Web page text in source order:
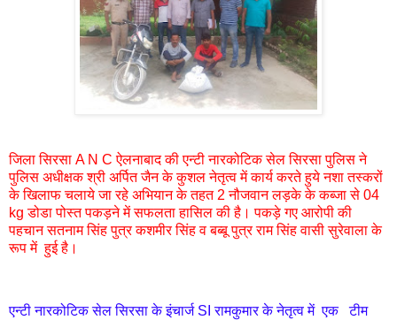
जिला सिरसा A N C ऐलनाबाद की एन्टी नारकोटिक सेल सिरसा पुलिस ने
पुलिस अधीक्षक श्री अर्पित जैन के कुशल नेतृत्व में कार्य करते हुये नशा तस्करों
के खिलाफ चलाये जा रहे अभियान के तहत 2 नौजवान लड़के के कब्जा से 04
kg डोडा पोस्त पकड़ने में सफलता हासिल की है।पकड़े गए आरोपी की
पहचान सतनाम सिंह पुत्र कशमीर सिंह व बब्बू पुत्र राम सिंह वासी सुरेवाला के
रूप में हुई है।
एन्टी नारकोटिक सेल सिरसा के इंचार्ज SI रामकुमार के नेतृत्व में एक टीम